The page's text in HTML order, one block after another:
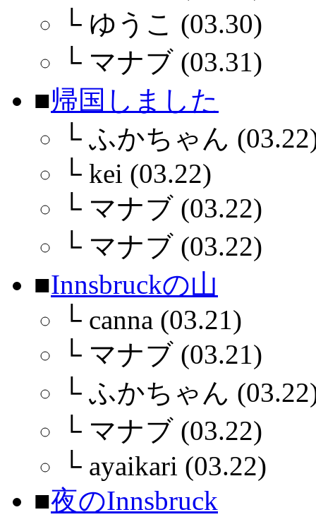
└ ゆうこ (03.30)
└ マナブ (03.31)
■帰国しました
└ ふかちゃん
└ kei (03.22)
└ マナブ (03.22)
└ マナブ (03.22)
■Innsbruckの山
└ canna (03.21)
└ マナブ (03.21)
└ ふかちゃん
└ マナブ (03.22)
└ ayaikari (03.22)
■夜のInnsbruck